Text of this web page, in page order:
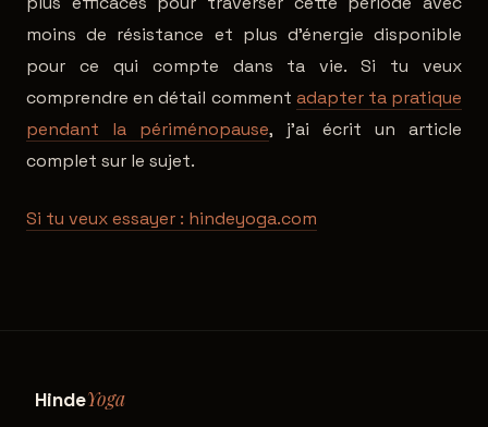
moins de résistance et plus d'énergie disponible
pour ce qui compte dans ta vie. Si tu veux
comprendre en détail comment adapter ta pratique
pendant la périménopause, j'ai écrit un article
complet sur le sujet.
Si tu veux essayer : hindeyoga.com
HindeYoga